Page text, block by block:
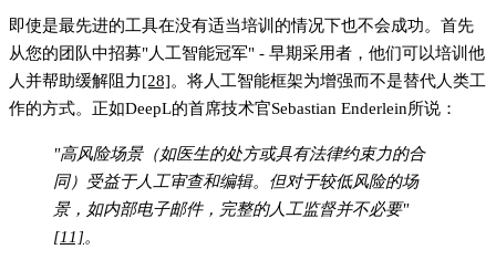
即使是最先进的工具在没有适当培训的情况下也不会成功。首先
从您的团队中招募"人工智能冠军" - 早期采用者，他们可以培训他
人并帮助缓解阻力[28]。将人工智能框架为增强而不是替代人类工
作的方式。正如DeepL的首席技术官Sebastian Enderlein所说：
"高风险场景（如医生的处方或具有法律约束力的合
同）受益于人工审查和编辑。但对于较低风险的场
景，如内部电子邮件，完整的人工监督并不必要"
[11]。